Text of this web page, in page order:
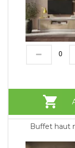
Buffet haut